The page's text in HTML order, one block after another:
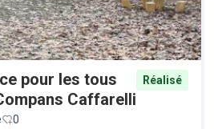
pour les tous
Caffarelli
Réalisé
0